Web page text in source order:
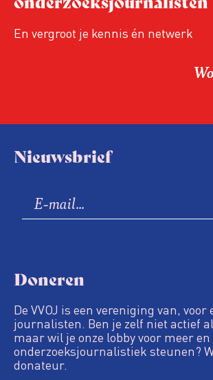
een steeds onverschilligere
En vergroot je kennis én netwerk
Nieuwsbrief
Doneren
De VVOJ is een vereniging van, voor
journalisten. Ben je zelf niet actief
maar wil je onze lobby voor meer en
onderzoeksjournalistiek steunen?
donateur.